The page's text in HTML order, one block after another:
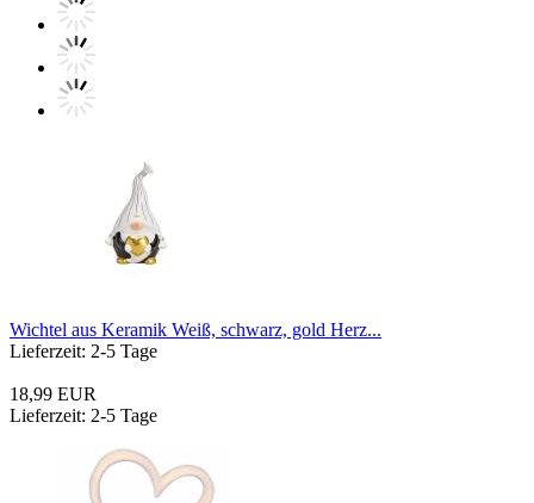
Wichtel aus Keramik Weiß, schwarz, gold Herz...
Lieferzeit: 2-5 Tage
18,99 EUR
Lieferzeit: 2-5 Tage